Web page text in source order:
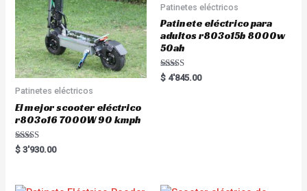
Patinetes eléctricos
El mejor scooter eléctrico
r803o16 7000W 90 kmph
Rated
5.00
$ 3'930.00
Patinetes eléctricos
Patinete eléctrico para
adultos r803o15b 8000w
50ah
Rated
5.00
$ 4'845.00